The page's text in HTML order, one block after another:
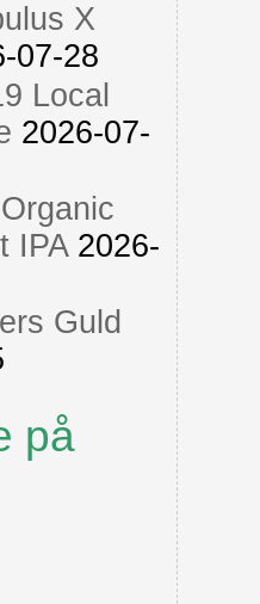
X
07-28
Local
2026-07-
IPA 2026-
Guld
på